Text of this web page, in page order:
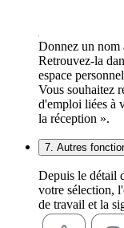
Donnez un nom
Retrouvez-la
espace
Vous souhaitez
d'emploi liées à
la réception ».
7. Autres
Depuis le détail
votre sélection,
de travail et la